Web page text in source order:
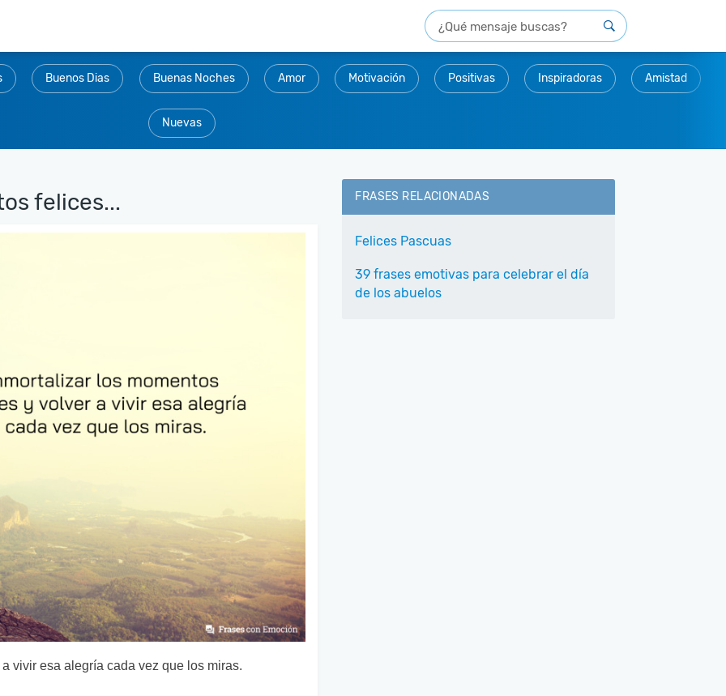
Buenos Dias Buenas Noches Amor Motivación Positivas Inspiradoras Amistad
Nuevas
felices...
vivir esa alegría cada vez que los miras.
FRASES RELACIONADAS
Felices Pascuas
39 frases emotivas para celebrar el día
de los abuelos